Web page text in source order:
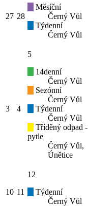
27 28
Měsíční
Černý Vůl
Týdenní
Černý Vůl
3 4
5
14denní
Černý Vůl
Sezónní
Černý Vůl
Týdenní
Černý Vůl
Tříděný odpad -
pytle
Černý Vůl,
Únětice
10 11
12
Týdenní
Černý Vůl